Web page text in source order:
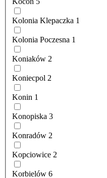
Kolonia Klepaczka 1
Kolonia Poczesna 1
Koniaków 2
Koniecpol 2
Konin 1
Konopiska 3
Konradów 2
Kopciowice 2
Korbielów 6